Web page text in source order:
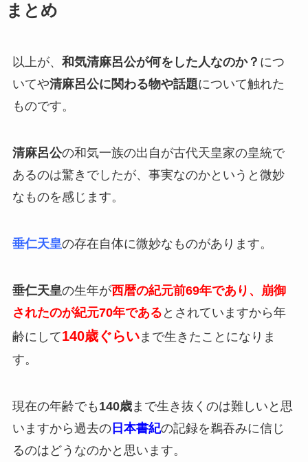
まとめ
以上が、 和気清麻呂公が何をした人なのか？ につ
いてや清麻呂公に関わる物や話題について触れた
ものです。
清麻呂公の和気一族の出自が古代天皇家の皇統で
あるのは驚きでしたが、事実なのかというと微妙
なものを感じます。
垂仁天皇の存在自体に微妙なものがあります。
垂仁天皇の生年が西暦の紀元前69年であり、崩御
されたのが紀元70年である とされていますから年
齢にして140歳ぐらいまで生きたことになりま
す。
現在の年齢でも 140歳まで生き抜くのは難しいと思
いますから過去の日本書紀の記録を鵜吞みに信じ
るのはどうなのかと思います。